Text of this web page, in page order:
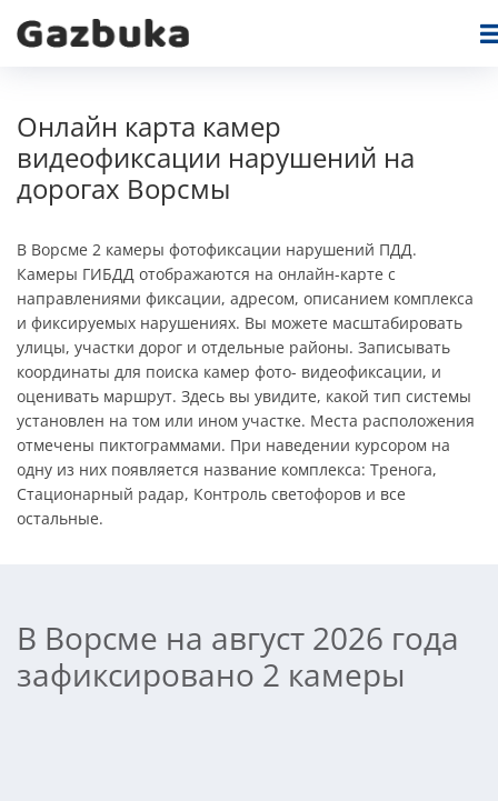
Онлайн карта камер
видеофиксации нарушений на
дорогах Ворсмы
В Ворсме 2 камеры фотофиксации нарушений ПДД.
Камеры ГИБДД отображаются на онлайн-карте c
направлениями фиксации, адресом, описанием комплекса
и фиксируемых нарушениях. Вы можете масштабировать
улицы, участки дорог и отдельные районы. Записывать
координаты для поиска камер фото- видеофиксации, и
оценивать маршрут. Здесь вы увидите, какой тип системы
установлен на том или ином участке. Места расположения
отмечены пиктограммами. При наведении курсором на
одну из них появляется название комплекса: Тренога,
Стационарный радар, Контроль светофоров и все
остальные.
В Ворсме на август 2026 года
зафиксировано 2 камеры